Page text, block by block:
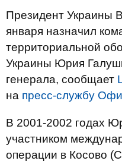
Президент Украины
января назначил
территориальной
Украины Юрия
генерала, сообщает
на пресс-службу
В 2001-2002 годах
участником
операции в Косово